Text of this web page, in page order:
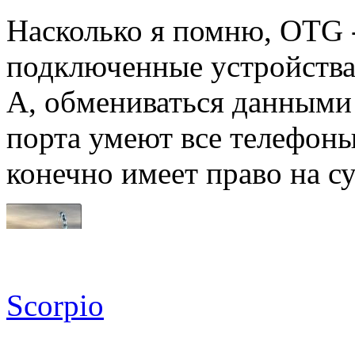
Насколько я помню, OTG
подключенные
А, обмениваться
порта умеют все
конечно имеет право на
Scorpio